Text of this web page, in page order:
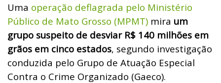
Uma operação deflagrada pelo Ministério
Público de Mato Grosso (MPMT) mira um
grupo suspeito de desviar R$ 140 milhões em
grãos em cinco estados, segundo investigação
conduzida pelo Grupo de Atuação Especial
Contra o Crime Organizado (Gaeco).